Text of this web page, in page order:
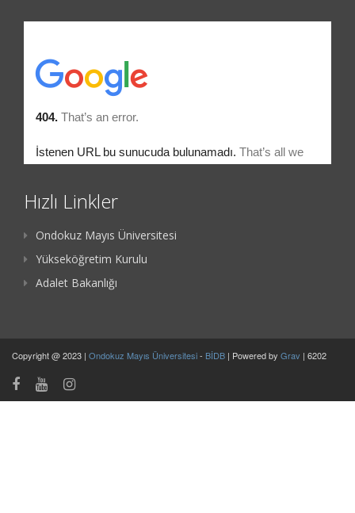
Hızlı Linkler
Ondokuz Mayıs Üniversitesi
Yükseköğretim Kurulu
Adalet Bakanlığı
Copyright @ 2023 | Ondokuz Mayıs Üniversitesi- BİDB | Powered by Grav | 6202